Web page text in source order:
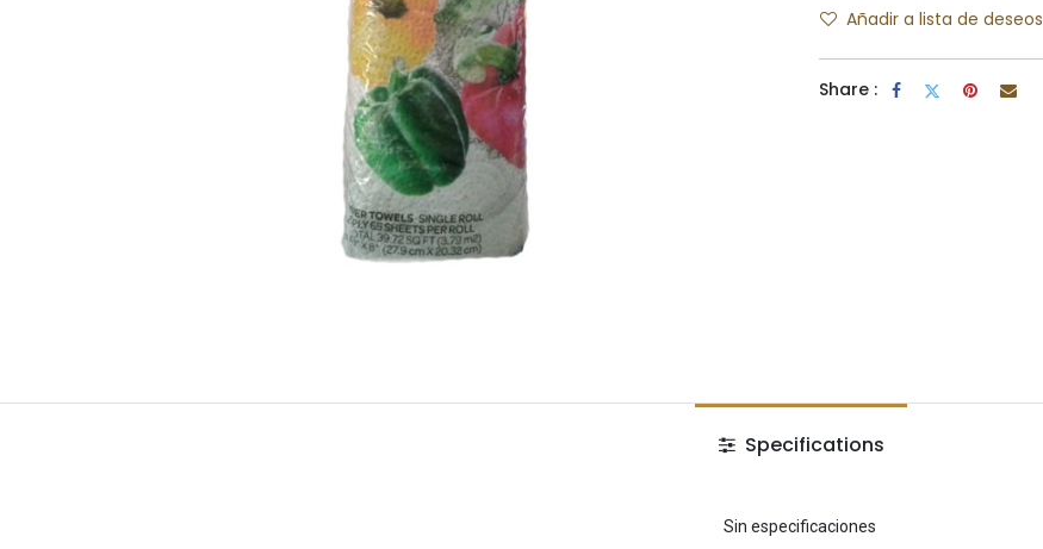
Añadir a lista de deseos
Share :
Specifications
Sin especificaciones